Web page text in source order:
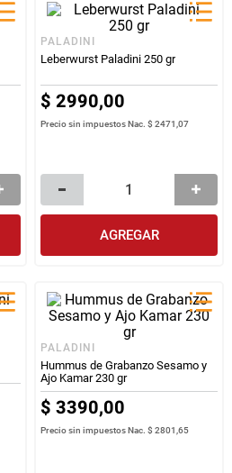
PALADINI
Leberwurst Paladini 250 gr
$ 2990,00
Precio sin impuestos Nac.$ 2471,07
AGREGAR
PALADINI
Hummus de Grabanzo Sesamo y
Ajo Kamar 230 gr
$ 3390,00
Precio sin impuestos Nac.$ 2801,65